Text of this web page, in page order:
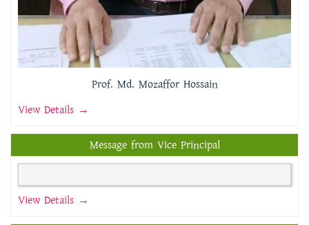
Prof. Md. Mozaffor Hossain
View Details →
Message from Vice Principal
View Details →